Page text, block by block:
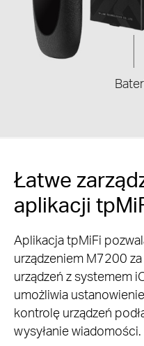
Łatwe
aplikacji
Aplikacja tpMiFi
urządzeniem M7200
urządzeń z systemem
umożliwia
kontrolę urządzeń
wysyłanie wiadomości.